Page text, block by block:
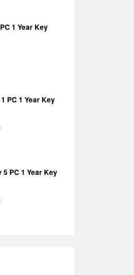
1 Year Key
PC 1 Year Key
PC 1 Year Key